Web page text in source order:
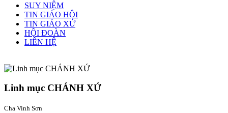
SUY NIỆM
TIN GIÁO HỘI
TIN GIÁO XỨ
HỘI ĐOÀN
LIÊN HỆ
Linh mục CHÁNH XỨ
Cha Vinh Sơn